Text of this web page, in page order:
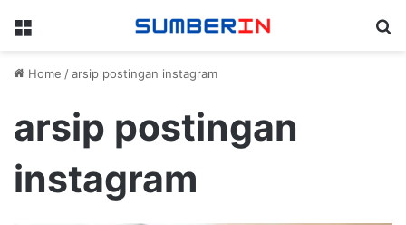
Menu
Home /arsip postingan instagram
arsip postingan
instagram